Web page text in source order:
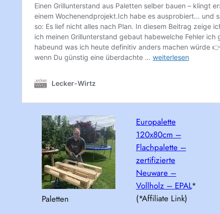
Paletten
Europalette
120x80cm –
Flachpalette –
zertifizierte
Neuware –
Vollholz – EPAL*
(*Affiliate Link)